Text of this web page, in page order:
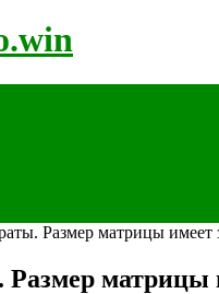
Размер матрицы имеет
матрицы